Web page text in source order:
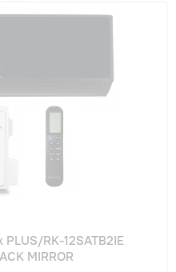
RK-12SATB2IE
MIRROR